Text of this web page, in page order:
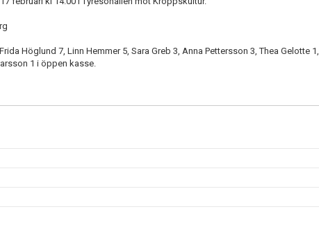
Höglund 7, Linn Hemmer 5, Sara Greb 3, Anna Pettersson 3, Thea Gelotte 1,
1 i öppen kasse.